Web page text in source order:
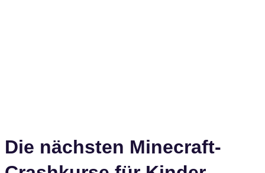
Die nächsten Minecraft-